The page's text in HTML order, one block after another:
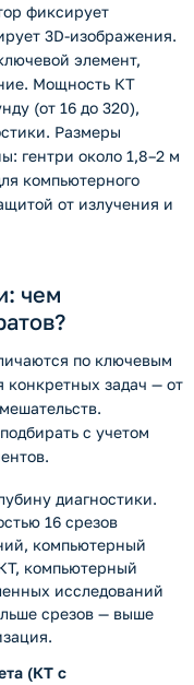
фиксирует
3D-изображения.
элемент,
Мощность КТ
(от 16 до 320),
Размеры
гентри около 1,8–2 м
компьютерного
от излучения и
чем
по ключевым
задач — от
с учетом
диагностики.
16 срезов
компьютерный
компьютерный
исследований
срезов — выше
(КТ с